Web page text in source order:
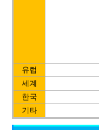
유럽
세계
한국
기타